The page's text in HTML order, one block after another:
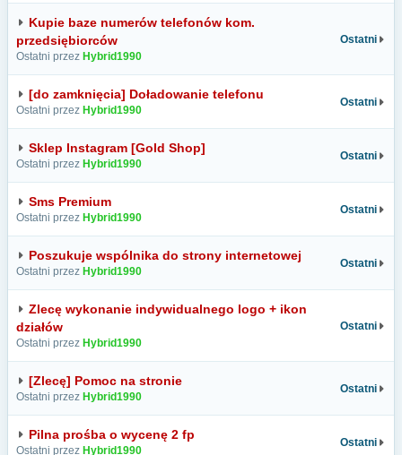
Kupie baze numerów telefonów kom.
przedsiębiorców
Ostatni przez Hybrid1990
Ostatni
[do zamknięcia] Doładowanie telefonu
Ostatni przez Hybrid1990
Ostatni
Sklep Instagram [Gold Shop]
Ostatni przez Hybrid1990
Ostatni
Sms Premium
Ostatni przez Hybrid1990
Ostatni
Poszukuje wspólnika do strony internetowej
Ostatni przez Hybrid1990
Ostatni
Zlecę wykonanie indywidualnego logo + ikon
działów
Ostatni przez Hybrid1990
Ostatni
[Zlecę] Pomoc na stronie
Ostatni przez Hybrid1990
Ostatni
Pilna prośba o wycenę 2 fp
Ostatni przez Hybrid1990
Ostatni